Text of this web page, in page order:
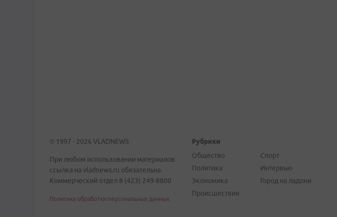
© 1997 - 2026 VLADNEWS
При любом использовании материалов
ссылка на vladnews.ru обязательна.
Коммерческий отдел 8 (423) 249-8800
Политика обработки персональных данных
Рубрики
Общество
Политика
Экономика
Происшествия
Спорт
Интервью
Город на ладони